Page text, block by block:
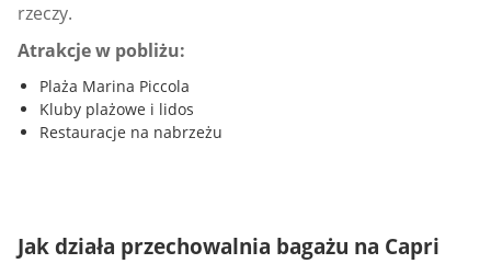
rzeczy.
Atrakcje w pobliżu:
Plaża Marina Piccola
Kluby plażowe i lidos
Restauracje na nabrzeżu
Jak działa przechowalnia bagażu na Capri